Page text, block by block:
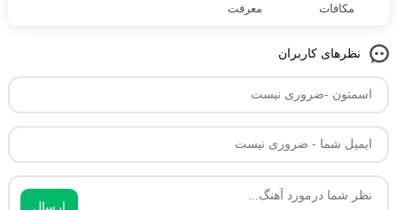
مکافات
معرفت
نظرهای کاربران
ارسال